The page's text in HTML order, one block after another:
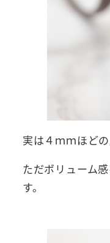
実は４ｍｍほど
ただボリューム
す。